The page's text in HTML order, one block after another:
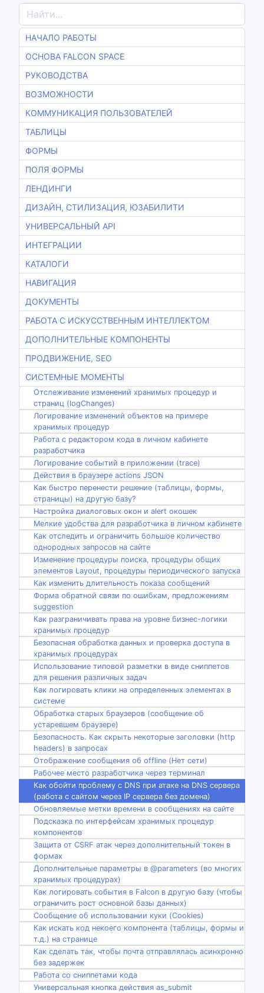
НАЧАЛО РАБОТЫ
ОСНОВА FALCON SPACE
РУКОВОДСТВА
ВОЗМОЖНОСТИ
КОММУНИКАЦИЯ ПОЛЬЗОВАТЕЛЕЙ
ТАБЛИЦЫ
ФОРМЫ
ПОЛЯ ФОРМЫ
ЛЕНДИНГИ
ДИЗАЙН, СТИЛИЗАЦИЯ, ЮЗАБИЛИТИ
УНИВЕРСАЛЬНЫЙ API
ИНТЕГРАЦИИ
КАТАЛОГИ
НАВИГАЦИЯ
ДОКУМЕНТЫ
РАБОТА С ИСКУССТВЕННЫМ ИНТЕЛЛЕКТОМ
ДОПОЛНИТЕЛЬНЫЕ КОМПОНЕНТЫ
ПРОДВИЖЕНИЕ, SEO
СИСТЕМНЫЕ МОМЕНТЫ
Отслеживание изменений хранимых процедур и
страниц (logChanges)
Логирование изменений объектов на примере
хранимых процедур
Работа с редактором кода в личном кабинете
разработчика
Логирование событий в приложении (trace)
Действия в браузере actions JSON
Как быстро перенести решение (таблицы, формы,
страницы) на другую базу?
Настройка диалоговых окон и alert окошек
Мелкие удобства для разработчика в личном кабинете
Как отследить и ограничить большое количество
однородных запросов на сайте
Изменение процедуры поиска, процедуры общих
элементов Layout, процедуры периодического запуска
Как изменить длительность показа сообщений
Форма обратной связи по ошибкам, предложениям
suggestion
Как разграничивать права на уровне бизнес-логики
хранимых процедур
Безопасная обработка данных и проверка доступа в
хранимых процедурах
Использование типовой разметки в виде сниппетов
для решения различных задач
Как логировать клики на определенных элементах в
системе
Обработка старых браузеров (сообщение об
устаревшем браузере)
Безопасность. Как скрыть некоторые заголовки (http
headers) в запросах
Отображение сообщения об offline (Нет сети)
Рабочее место разработчика через терминал
Как обойти проблему с DNS при атаке на DNS сервера
(работа с сайтом через IP сервера без домена)
Обновляемые метки времени в сообщениях на сайте
Подсказка по интерфейсам хранимых процедур
компонентов
Защита от CSRF атак через дополнительный токен в
формах
Дополнительные параметры в @parameters (во многих
хранимых процедурах)
Как логировать события в Falcon в другую базу (чтобы
ограничить рост основной базы данных)
Сообщение об использовании куки (Cookies)
Как искать код некоего компонента (таблицы, формы и
т.д.) на странице
Как сделать так, чтобы почта отправлялась асинхронно
без задержек
Работа со сниппетами кода
Универсальная кнопка действия as_submit